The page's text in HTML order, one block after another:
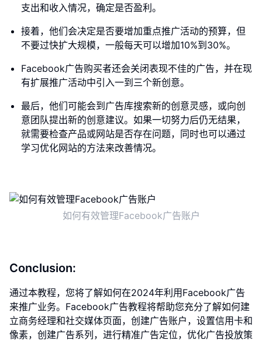
支出和收入情况，确定是否盈利。
接着，他们会决定是否要增加重点推广活动的预算，但
不要过快扩大规模，一般每天可以增加10%到30%。
Facebook广告购买者还会关闭表现不佳的广告，并在现
有扩展推广活动中引入一到三个新创意。
最后，他们可能会到广告库搜索新的创意灵感，或向创
意团队提出新的创意建议。如果一切努力后仍无结果，
就需要检查产品或网站是否存在问题，同时也可以通过
学习优化网站的方法来改善情况。
如何有效管理Facebook广告账户
Conclusion:
通过本教程，您将了解如何在2024年利用Facebook广告
来推广业务。Facebook广告教程将帮助您充分了解如何建
立商务经理和社交媒体页面，创建广告账户，设置信用卡和
像素，创建广告系列，进行精准广告定位，优化广告投放策